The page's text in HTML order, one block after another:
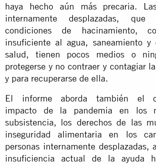
haya hecho aún más precaria.
internamente desplazadas,
condiciones de hacinamiento,
insuficiente al agua, saneamiento y
salud, tienen pocos medios o
protegerse y no contraer y contagiar
y para recuperarse de ella.
El informe aborda también el
impacto de la pandemia en los
subsistencia, los derechos de las
inseguridad alimentaria en los
personas internamente desplazadas,
insuficiencia actual de la ayuda